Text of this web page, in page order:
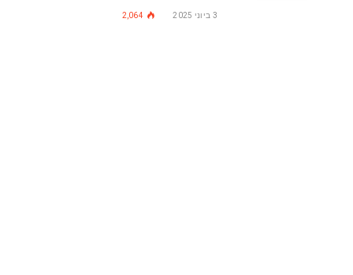
3 ביוני 2025 2,064